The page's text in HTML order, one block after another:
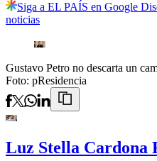
Siga a EL PAÍS en Google
noticias
Gustavo Petro no descarta un
Foto: pResidencia
Luz Stella Cardona